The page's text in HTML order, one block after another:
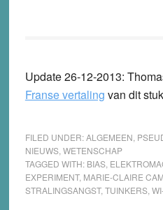
Update 26-12-2013:
Franse vertaling van dit
FILED UNDER:ALGEMEEN
NIEUWS, WETENSCHAP
TAGGED WITH: BIAS,
EXPERIMENT, MARIE-CLAIRE
STRALINGSANGST, TUINKERS,